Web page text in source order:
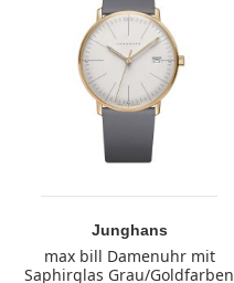
Junghans
max bill Damenuhr mit
Saphirglas Grau/Goldfarben